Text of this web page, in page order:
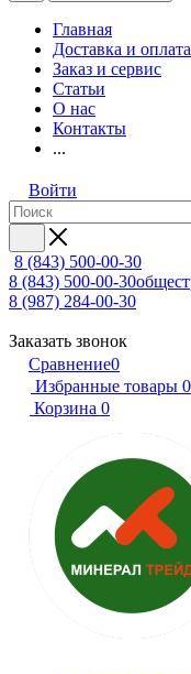
Главная
Доставка и оплата
Заказ и сервис
Статьи
О нас
Контакты
...
Войти
8 (843) 500-00-30
8 (843) 500-00-30
8 (987) 284-00-30
Заказать звонок
Сравнение0
Избранные товары 0
Корзина 0